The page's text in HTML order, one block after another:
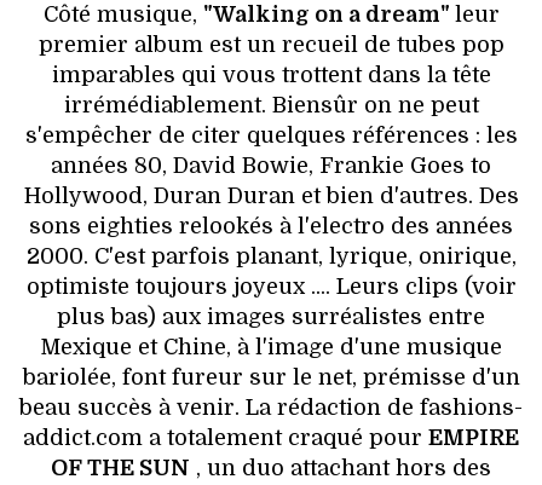
Côté musique, "Walking on a dream" leur
premier album est un recueil de tubes pop
imparables qui vous trottent dans la tête
irrémédiablement. Biensûr on ne peut
s'empêcher de citer quelques références : les
années 80, David Bowie, Frankie Goes to
Hollywood, Duran Duran et bien d'autres. Des
sons eighties relookés à l'electro des années
2000. C'est parfois planant, lyrique, onirique,
optimiste toujours joyeux .... Leurs clips (voir
plus bas) aux images surréalistes entre
Mexique et Chine, à l'image d'une musique
bariolée, font fureur sur le net, prémisse d'un
beau succès à venir. La rédaction de fashions-
addict.com a totalement craqué pour EMPIRE
OF THE SUN , un duo attachant hors des